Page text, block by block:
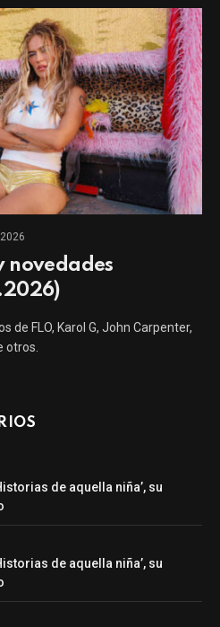
novedades
de FLO, Karol G, John Carpenter,
otros.
de aquella niña’, su
de aquella niña’, su